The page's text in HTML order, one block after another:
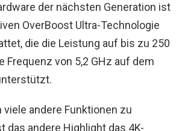
der nächsten Generation ist
OverBoost Ultra-Technologie
die die Leistung auf bis zu 250
Frequenz von 5,2 GHz auf dem
viele andere Funktionen zu
das andere Highlight das 4K-